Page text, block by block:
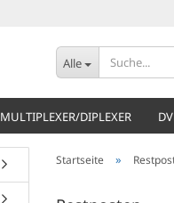
Alle
MULTIPLEXER/DIPLEXER
Startseite »